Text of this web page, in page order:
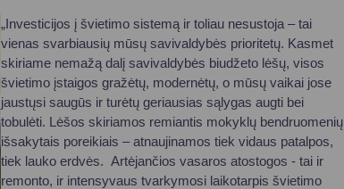
„Investicijos į švietimo sistemą ir toliau nesustoja – tai
vienas svarbiausių mūsų savivaldybės prioritetų. Kasmet
skiriame nemažą dalį savivaldybės biudžeto lėšų, visos
švietimo įstaigos gražėtų, modernėtų, o mūsų vaikai jose
jaustųsi saugūs ir turėtų geriausias sąlygas augti bei
tobulėti. Lėšos skiriamos remiantis mokyklų bendruomenių
išsakytais poreikiais – atnaujinamos tiek vidaus patalpos,
tiek lauko erdvės. Artėjančios vasaros atostogos - tai ir
remonto, ir intensyvaus tvarkymosi laikotarpis švietimo